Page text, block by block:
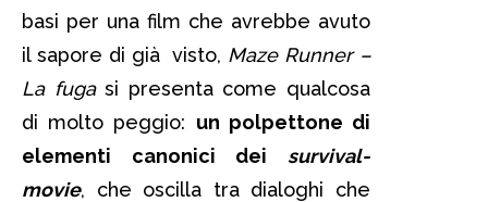
basi per una film che avrebbe avuto
il sapore di già visto, Maze Runner –
La fugasi presenta come qualcosa
di molto peggio: un polpettone di
elementi canonici dei survival-
movie, che oscilla tra dialoghi che